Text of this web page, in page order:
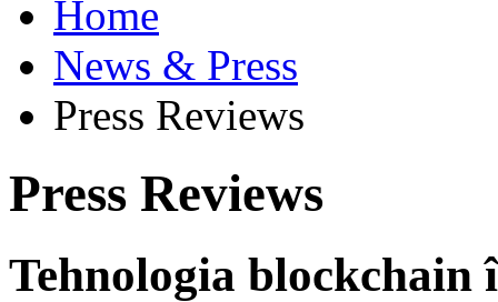
Home
News & Press
Press Reviews
Press Reviews
Tehnologia